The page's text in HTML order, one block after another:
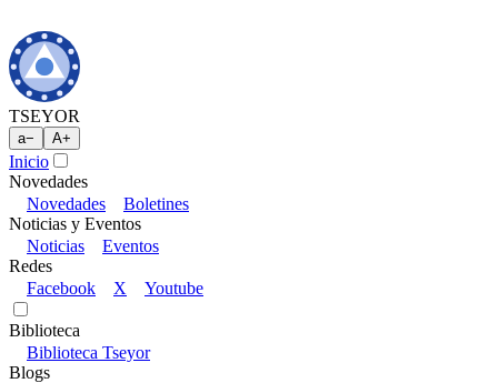
TSEYOR
a− A+
Inicio
Novedades
Novedades
Boletines
Noticias y Eventos
Noticias
Eventos
Redes
Facebook
X Youtube
Biblioteca
Biblioteca Tseyor
Blogs